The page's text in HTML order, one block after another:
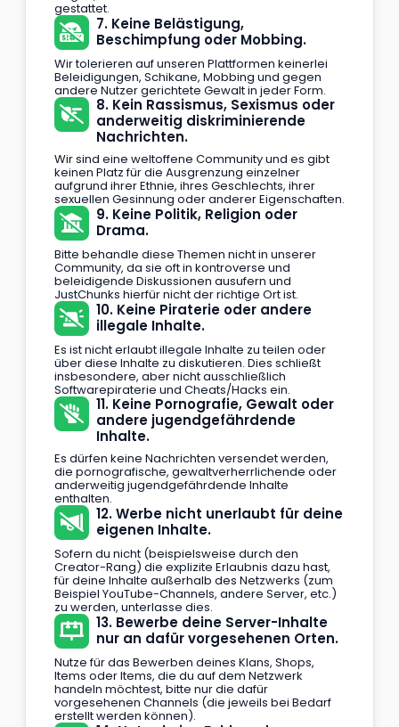
gestattet.
7. Keine Belästigung,
Beschimpfung oder Mobbing.
Wir tolerieren auf unseren Plattformen keinerlei
Beleidigungen, Schikane, Mobbing und gegen
andere Nutzer gerichtete Gewalt in jeder Form.
8. Kein Rassismus, Sexismus oder
anderweitig diskriminierende
Nachrichten.
Wir sind eine weltoffene Community und es gibt
keinen Platz für die Ausgrenzung einzelner
aufgrund ihrer Ethnie, ihres Geschlechts, ihrer
sexuellen Gesinnung oder anderer Eigenschaften.
9. Keine Politik, Religion oder
Drama.
Bitte behandle diese Themen nicht in unserer
Community, da sie oft in kontroverse und
beleidigende Diskussionen ausufern und
JustChunks hierfür nicht der richtige Ort ist.
10. Keine Piraterie oder andere
illegale Inhalte.
Es ist nicht erlaubt illegale Inhalte zu teilen oder
über diese Inhalte zu diskutieren. Dies schließt
insbesondere, aber nicht ausschließlich
Softwarepiraterie und Cheats/Hacks ein.
11. Keine Pornografie, Gewalt oder
andere jugendgefährdende
Inhalte.
Es dürfen keine Nachrichten versendet werden,
die pornografische, gewaltverherrlichende oder
anderweitig jugendgefährdende Inhalte
enthalten.
12. Werbe nicht unerlaubt für deine
eigenen Inhalte.
Sofern du nicht (beispielsweise durch den
Creator-Rang) die explizite Erlaubnis dazu hast,
für deine Inhalte außerhalb des Netzwerks (zum
Beispiel YouTube-Channels, andere Server, etc.)
zu werden, unterlasse dies.
13. Bewerbe deine Server-Inhalte
nur an dafür vorgesehenen Orten.
Nutze für das Bewerben deines Klans, Shops,
Items oder Items, die du auf dem Netzwerk
handeln möchtest, bitte nur die dafür
vorgesehenen Channels (die jeweils bei Bedarf
erstellt werden können).